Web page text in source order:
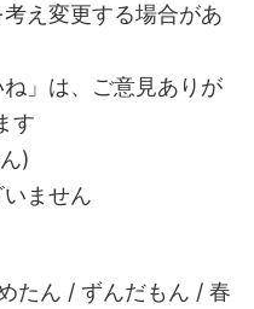
え変更する場合があ
」は、ご意見ありが
す
)
ません
たん / ずんだもん / 春